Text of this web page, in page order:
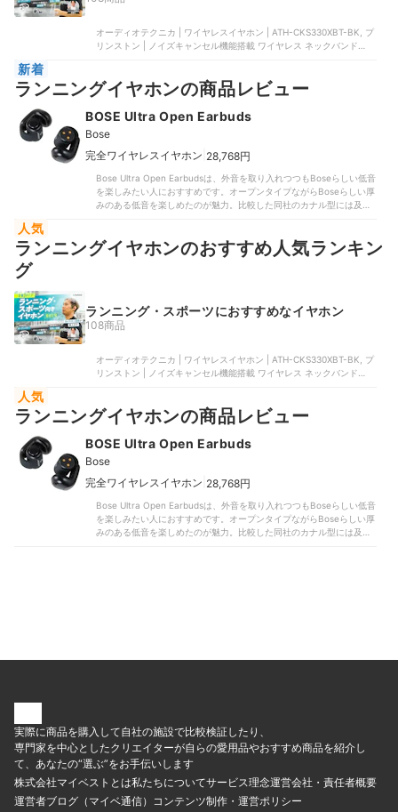
オーディオテクニカ | ワイヤレスイヤホン | ATH-CKS330XBT-BK, プ
リンストン | ノイズキャンセル機能搭載 ワイヤレス ネックバンド型
ヤホン | HP-W155N, オーム電機 | ウォーキングイヤホン | HP-
W160N
新着
ランニングイヤホンの商品レビュー
BOSE Ultra Open Earbuds
Bose
完全ワイヤレスイヤホン 28,768円
Bose Ultra Open Earbudsは、外音を取り入れつつもBoseらしい低音
を楽しみたい人におすすめです。オープンタイプながらBoseらしい厚
みのある低音を楽しめたのが魅力。比較した同社のカナル型には及ば
る」と満足する声が相次ぎました。同じイヤーカフ型のHUAWEI
FreeClipと比べても低音と迫力が感じやすいでしょう。中・高音域の
り、「音のクオリティに優れている」との評判にも頷けます。耳を塞
がない形状により、音の広がりや立体感も十分に味わえました。「オ
Musicアプリでは音質ごとの細かなイコライザー調節もできるので、
好みのサウンドにカスタマイズしてとことん楽曲を楽しめますよ。一
団子になっている」「かすかなノイズがかかっている」との指摘が散
見され、評価が伸び悩みました。マルチポイント・着脱検知に非対応
も不向き。遮音して音楽をじっくり楽しみたい人はやはりカナル型を
検討するとよいでしょう。価格も約4万円（※執筆時点）とかなり高
オリティなイヤホンといえます。耳を塞がずにBoseらしいサウンドを
人気
ランニングイヤホンのおすすめ人気ランキン
グ
ランニング・スポーツにおすすめなイヤホン
108商品
オーディオテクニカ | ワイヤレスイヤホン | ATH-CKS330XBT-BK, プ
リンストン | ノイズキャンセル機能搭載 ワイヤレス ネックバンド型
ヤホン | HP-W155N, オーム電機 | ウォーキングイヤホン | HP-
W160N
人気
ランニングイヤホンの商品レビュー
BOSE Ultra Open Earbuds
Bose
完全ワイヤレスイヤホン 28,768円
Bose Ultra Open Earbudsは、外音を取り入れつつもBoseらしい低音
を楽しみたい人におすすめです。オープンタイプながらBoseらしい厚
みのある低音を楽しめたのが魅力。比較した同社のカナル型には及ば
団子になっている」「かすかなノイズがかかっている」との指摘が散
見され、評価が伸び悩みました。マルチポイント・着脱検知に非対応
で利便性も物足りず、オープンタイプなので騒がしい場所での使用に
も不向き。遮音して音楽をじっくり楽しみたい人はやはりカナル型を
検討するとよいでしょう。価格も約4万円（※執筆時点）とかなり高
級。とはいえ、ながら聴きしつつも低音をしっかり感じられるハイク
実際に商品を購入して自社の施設で比較検証したり、
専門家を中心としたクリエイターが自らの愛用品やおすすめ商品を紹介し
て、あなたの“選ぶ”をお手伝いします
株式会社マイベストとは私たちについてサービス理念運営会社・責任者概要
運営者ブログ（マイベ通信） コンテンツ制作・運営ポリシー